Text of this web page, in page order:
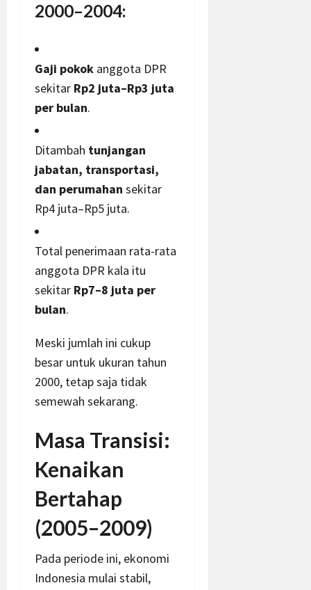
2000–2004:
Gaji pokok anggota DPR
sekitar Rp2 juta–Rp3 juta
per bulan.
Ditambah tunjangan
jabatan, transportasi,
dan perumahan sekitar
Rp4 juta–Rp5 juta.
Total penerimaan rata-rata
anggota DPR kala itu
sekitar Rp7–8 juta per
bulan.
Meski jumlah ini cukup
besar untuk ukuran tahun
2000, tetap saja tidak
semewah sekarang.
Masa Transisi:
Kenaikan
Bertahap
(2005–2009)
Pada periode ini, ekonomi
Indonesia mulai stabil,